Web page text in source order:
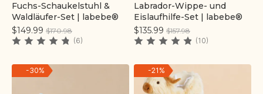
Schnell hinzufügen
Fuchs-Schaukelstuhl &
Waldläufer-Set | labebe®
$149.99 $170.98
(6)
Schnell hinzufügen
Labrador-Wippe- und
Eislaufhilfe-Set | labebe®
$135.99 $157.98
(10)
-30% -21 %